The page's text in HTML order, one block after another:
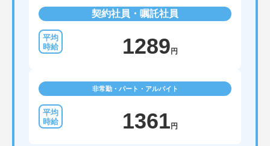
契約社員・嘱託社員
1289円
非常勤・パート・アルバイト
1361円